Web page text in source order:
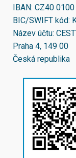
IBAN: CZ40
BIC/SWIFT kód:
Název účtu:
Praha 4, 149 00
Česká republika